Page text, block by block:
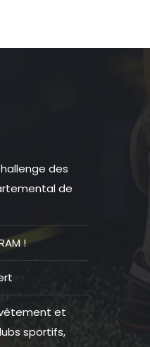
des
de
!
vêtement et
sportifs,